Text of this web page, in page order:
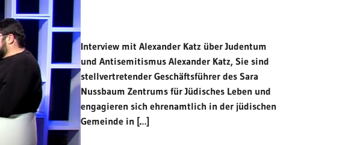
Interview mit Alexander Katz über Judentum
und Antisemitismus Alexander Katz, Sie sind
stellvertretender Geschäftsführer des Sara
Nussbaum Zentrums für Jüdisches Leben und
engagieren sich ehrenamtlich in der jüdischen
Gemeinde in […]